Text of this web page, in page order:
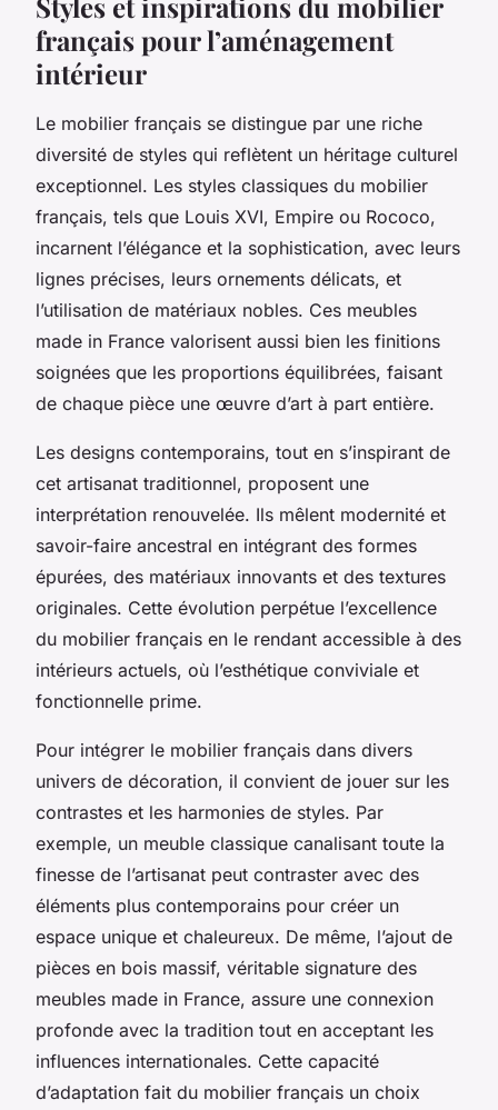
français pour l’aménagement
intérieur
Le mobilier français se distingue par une riche
diversité de styles qui reflètent un héritage culturel
exceptionnel. Les styles classiques du mobilier
français, tels que Louis XVI, Empire ou Rococo,
incarnent l’élégance et la sophistication, avec leurs
lignes précises, leurs ornements délicats, et
l’utilisation de matériaux nobles. Ces meubles
made in France valorisent aussi bien les finitions
soignées que les proportions équilibrées, faisant
de chaque pièce une œuvre d’art à part entière.
Les designs contemporains, tout en s’inspirant de
cet artisanat traditionnel, proposent une
interprétation renouvelée. Ils mêlent modernité et
savoir-faire ancestral en intégrant des formes
épurées, des matériaux innovants et des textures
originales. Cette évolution perpétue l’excellence
du mobilier français en le rendant accessible à des
intérieurs actuels, où l’esthétique conviviale et
fonctionnelle prime.
Pour intégrer le mobilier français dans divers
univers de décoration, il convient de jouer sur les
contrastes et les harmonies de styles. Par
exemple, un meuble classique canalisant toute la
finesse de l’artisanat peut contraster avec des
éléments plus contemporains pour créer un
espace unique et chaleureux. De même, l’ajout de
pièces en bois massif, véritable signature des
meubles made in France, assure une connexion
profonde avec la tradition tout en acceptant les
influences internationales. Cette capacité
d’adaptation fait du mobilier français un choix